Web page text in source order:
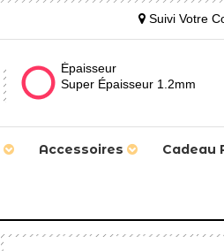
Suivi Votre
Épaisseur
Super Épaisseur 1.2mm
Accessoires Cadeau